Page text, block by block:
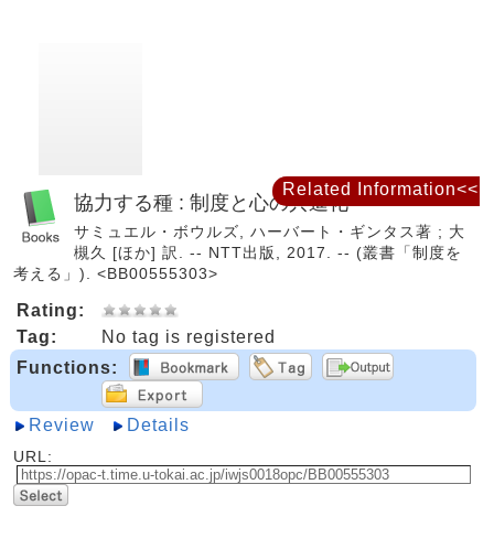
協力する種 : 制度と心の共進化
サミュエル・ボウルズ, ハーバート・ギンタス著 ; 大
槻久 [ほか] 訳. -- NTT出版, 2017. -- (叢書「制度を
考える」). <BB00555303>
Rating:
Tag:
No tag is registered
Functions:
Review Details
URL:
Related Information<<